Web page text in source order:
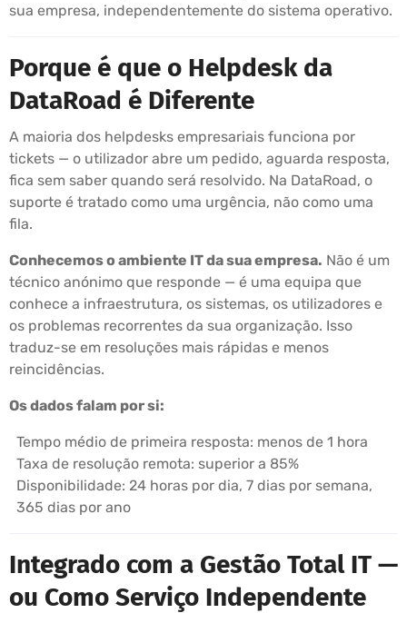
sua empresa, independentemente do sistema operativo.
Porque é que o Helpdesk da
DataRoad é Diferente
A maioria dos helpdesks empresariais funciona por
tickets — o utilizador abre um pedido, aguarda resposta,
fica sem saber quando será resolvido. Na DataRoad, o
suporte é tratado como uma urgência, não como uma
fila.
Conhecemos o ambiente IT da sua empresa. Não é um
técnico anónimo que responde — é uma equipa que
conhece a infraestrutura, os sistemas, os utilizadores e
os problemas recorrentes da sua organização. Isso
traduz-se em resoluções mais rápidas e menos
reincidências.
Os dados falam por si:
Tempo médio de primeira resposta: menos de 1 hora
Taxa de resolução remota: superior a 85%
Disponibilidade: 24 horas por dia, 7 dias por semana,
365 dias por ano
Integrado com a Gestão Total IT —
ou Como Serviço Independente